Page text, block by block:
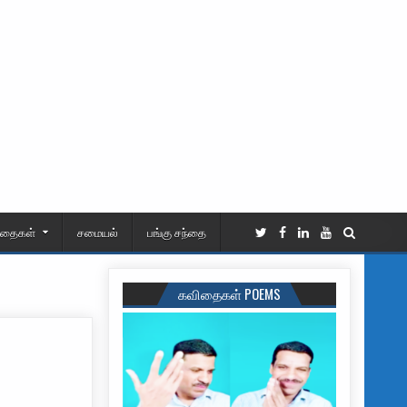
சமையல் பங்கு சந்தை
கவிதைகள் POEMS